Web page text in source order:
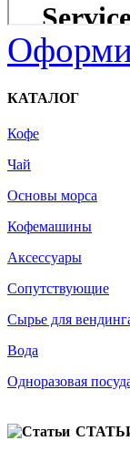
КАТАЛОГ
Кофе
Чай
Основы морса
Кофемашины
Аксессуары
Сопутствующие
Сырье для
Вода
Одноразовая